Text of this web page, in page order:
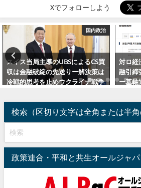
Xでフォローしよう
国内政治
スイス当局主導のUBSによるCS買
収は金融破綻の先送りー解決策は
冷戦的思考を止めウクライナ戦争
ラン弾）
2023年3月24日
対ロ経
融引締
ー基軸
検索（区切り文字は全角または半角
政策連合・平和と共生オールジャ